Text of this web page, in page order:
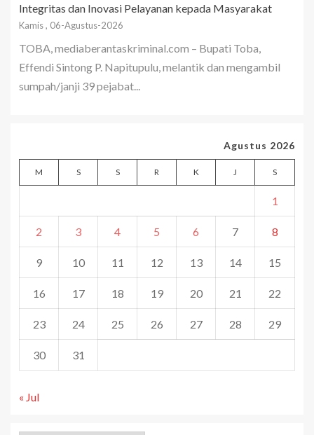
Integritas dan Inovasi Pelayanan kepada Masyarakat
Kamis , 06-Agustus-2026
TOBA, mediaberantaskriminal.com – Bupati Toba,
Effendi Sintong P. Napitupulu, melantik dan mengambil
sumpah/janji 39 pejabat...
Agustus 2026
M S S R K J S
1
2 3 4 5 6 7 8
9 10 11 12 13 14 15
16 17 18 19 20 21 22
23 24 25 26 27 28 29
30 31
« Jul